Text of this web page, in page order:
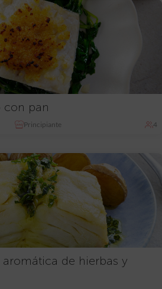
con pan
Principiante 4
de hierbas y